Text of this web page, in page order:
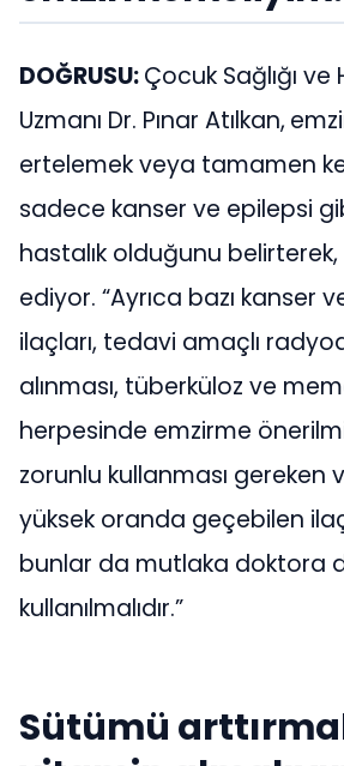
DOĞRUSU:Çocuk Sağlığı ve
Uzmanı Dr. Pınar Atılkan,
ertelemek veya tamamen
sadece kanser ve epilepsi
hastalık olduğunu
ediyor. “Ayrıca bazı kanser
ilaçları, tedavi amaçlı
alınması, tüberküloz ve
herpesinde emzirme
zorunlu kullanması gereken
yüksek oranda geçebilen
bunlar da mutlaka doktora
kullanılmalıdır.”
Sütümü